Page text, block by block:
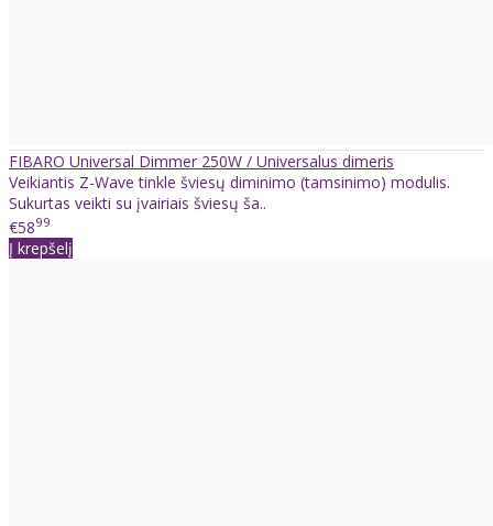
FIBARO Universal Dimmer 250W / Universalus dimeris
Veikiantis Z-Wave tinkle šviesų diminimo (tamsinimo) modulis.
Sukurtas veikti su įvairiais šviesų ša..
€5899
Į krepšelį